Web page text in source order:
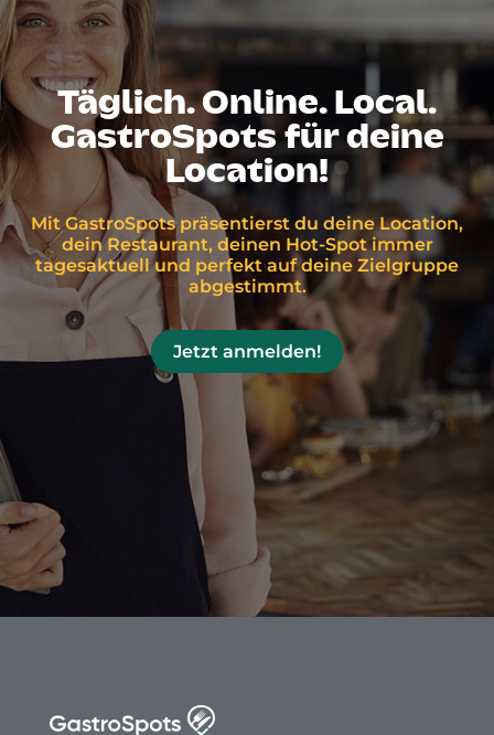
Täglich. Online. Local.
GastroSpots für deine
Location!
Mit GastroSpots präsentierst du deine Location,
dein Restaurant, deinen Hot-Spot immer
tagesaktuell und perfekt auf deine Zielgruppe
abgestimmt.
Jetzt anmelden!